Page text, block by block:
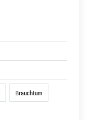
Brauchtum